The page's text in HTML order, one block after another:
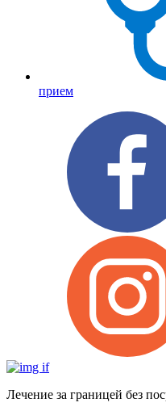
прием
Лечение за границей без